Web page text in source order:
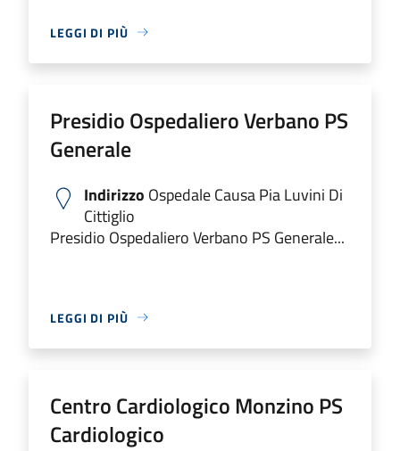
LEGGI DI PIÙ
Presidio Ospedaliero Verbano PS
Generale
Indirizzo Ospedale Causa Pia Luvini Di
Cittiglio
Presidio Ospedaliero Verbano PS Generale...
LEGGI DI PIÙ
Centro Cardiologico Monzino PS
Cardiologico